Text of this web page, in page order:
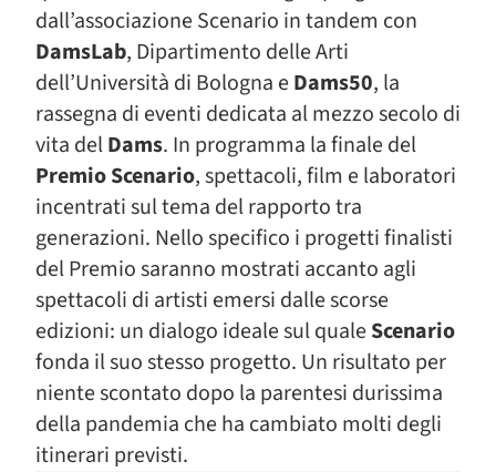
dall’associazione Scenario in tandem con
DamsLab, Dipartimento delle Arti
dell’Università di Bologna eDams50, la
rassegna di eventi dedicata al mezzo secolo di
vita delDams. In programma la finale del
Premio Scenario, spettacoli, film e laboratori
incentrati sul tema del rapporto tra
generazioni. Nello specifico i progetti finalisti
del Premio saranno mostrati accanto agli
spettacoli di artisti emersi dalle scorse
edizioni: un dialogo ideale sul qualeScenario
fonda il suo stesso progetto. Un risultato per
niente scontato dopo la parentesi durissima
della pandemia che ha cambiato molti degli
itinerari previsti.